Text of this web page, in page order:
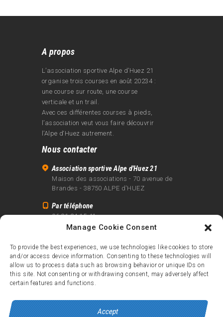
Manage Cookie Consent
To provide the best experiences, we use technologies like cookies to store
and/or access device information. Consenting to these technologies will
allow us to process data such as browsing behavior or unique IDs on
this site. Not consenting or withdrawing consent, may adversely affect
certain features and functions.
Accept
A propos
L’association sportive Alpe d’Huez 21
organise trois courses en août 20234 :
une course sur route, une course
verticale et un trail.
Avec ces différentes courses à pieds,
l’association veut vous faire découvrir
l’Alpe d‘Huez autrement.
Nous contacter
Association sportive Alpe d'Huez 21
Maison des associations - 70 avenue de
Brandes - 38750 ALPE d'HUEZ
Par téléphone
06 81 24 15 41
info@alpe21.fr
Mentions légales
Contact
crédits